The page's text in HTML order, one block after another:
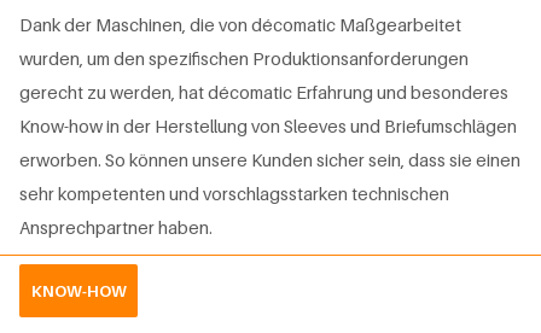
Dank der Maschinen, die von décomatic Maßgearbeitet
wurden, um den spezifischen Produktionsanforderungen
gerecht zu werden, hat décomatic Erfahrung und besonderes
Know-how in der Herstellung von Sleeves und Briefumschlägen
erworben. So können unsere Kunden sicher sein, dass sie einen
sehr kompetenten und vorschlagsstarken technischen
Ansprechpartner haben.
KNOW-HOW